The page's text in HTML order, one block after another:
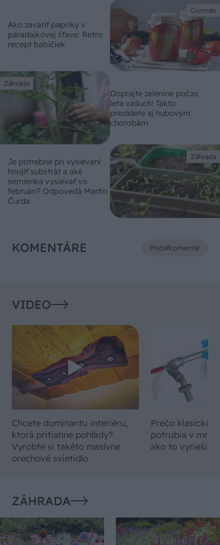
Gurmán
Ako zavariť papriky v
paradajkovej šťave: Retro
recept babičiek
Záhrada
Doprajte zelenine počas
leta vzduch! Takto
predídete aj hubovým
chorobám
Záhrada
Je potrebné pri vysievaní
hnojiť substrát a aké
semienka vysievať vo
februári? Odpovedá Martin
Čurda
KOMENTÁRE Pridaťkomentár
VIDEO
Chcete dominantu interiéru,
ktorá pritiahne pohľady?
Vyrobte si takéto masívne
orechové svietidlo
Prečo klasická
potrubia v
ako to vyriešiť
ZÁHRADA